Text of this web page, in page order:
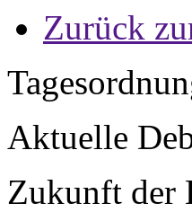
Zurück
Aktuelle
Zukunft der